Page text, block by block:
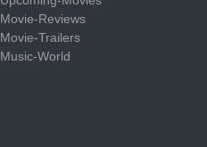
Movie-Reviews
Movie-Trailers
Music-World